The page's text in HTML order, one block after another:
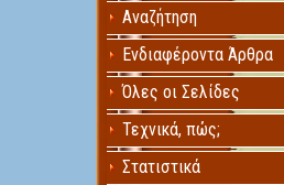
Αναζήτηση
Ενδιαφέροντα Άρθρα
Όλες οι Σελίδες
Τεχνικά, πώς;
Στατιστικά